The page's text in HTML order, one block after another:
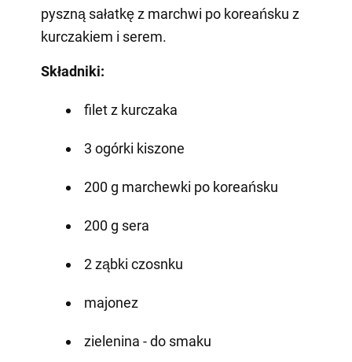
pyszną sałatkę z marchwi po koreańsku z
kurczakiem i serem.
Składniki:
filet z kurczaka
3 ogórki kiszone
200 g marchewki po koreańsku
200 g sera
2 ząbki czosnku
majonez
zielenina - do smaku